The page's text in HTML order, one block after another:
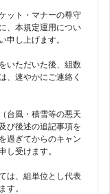
ット・マナーの尊守
、本規定運用につい
申し上げます。
いただいた後、組数
、速やかにご連絡く
台風・積雪等の悪天
び後述の追記事項を
過ぎてからのキャン
し受けます。
は、組単位とし代表
す。